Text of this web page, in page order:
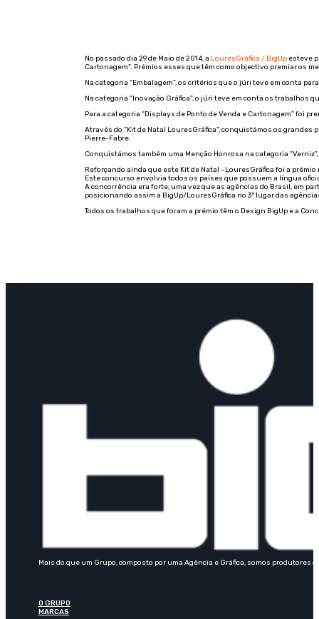
No passado dia 29 de Maio de 2014, a LouresGráfica / BigUpesteve
Cartonagem”. Prémios esses que têm como objectivo premiar os
Na categoria “Embalagem”, os critérios que o júri teve em conta
Na categoria “Inovação Gráfica”, o júri teve em conta os
Para a categoria “Displays de Ponto de Venda e Cartonagem” foi
Através do “Kit de Natal LouresGráfica”, conquistámos os grandes
Pierre-Fabre.
Conquistámos também uma Menção Honrosa na categoria
Reforçando ainda que este Kit de Natal –LouresGráfica foi a
Este concurso envolvia todos os países que possuem a língua
A concorrência era forte, uma vez que as agências do Brasil, em
posicionando assim a BigUp/LouresGráfica no 3º lugar das
Todos os trabalhos que foram a prémio têm o Design BigUp e a
Mais do que um Grupo, composto por uma Agência e Gráfica, somos produtores
O GRUPO
MARCAS